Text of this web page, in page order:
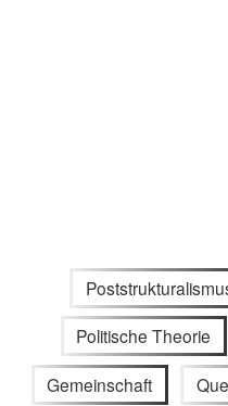
Politische Theorie
Gemeinschaft